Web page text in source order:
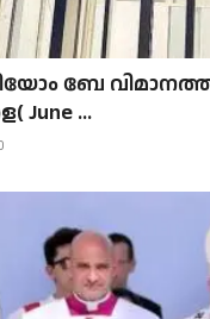
ബേ
June ...